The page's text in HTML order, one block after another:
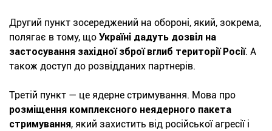
Другий пункт зосереджений на обороні, який, зокрема,
полягає в тому, що Україні дадуть дозвіл на
застосування західної зброї вглиб території Росії. А
також доступ до розвідданих партнерів.
Третій пункт — це ядерне стримування. Мова про
розміщення комплексного неядерного пакета
стримування, який захистить від російської агресії і